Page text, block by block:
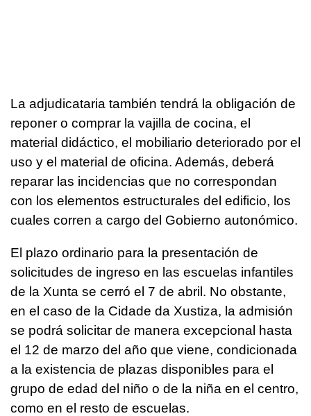
La adjudicataria también tendrá la obligación de
reponer o comprar la vajilla de cocina, el
material didáctico, el mobiliario deteriorado por el
uso y el material de oficina. Además, deberá
reparar las incidencias que no correspondan
con los elementos estructurales del edificio, los
cuales corren a cargo del Gobierno autonómico.
El plazo ordinario para la presentación de
solicitudes de ingreso en las escuelas infantiles
de la Xunta se cerró el 7 de abril. No obstante,
en el caso de la Cidade da Xustiza, la admisión
se podrá solicitar de manera excepcional hasta
el 12 de marzo del año que viene, condicionada
a la existencia de plazas disponibles para el
grupo de edad del niño o de la niña en el centro,
como en el resto de escuelas.